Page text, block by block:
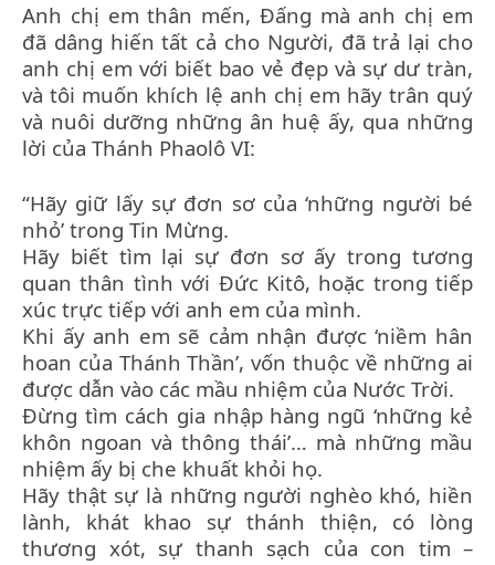
Anh chị em thân mến, Đấng mà anh chị em
đã dâng hiến tất cả cho Người, đã trả lại cho
anh chị em với biết bao vẻ đẹp và sự dư tràn,
và tôi muốn khích lệ anh chị em hãy trân quý
và nuôi dưỡng những ân huệ ấy, qua những
lời của Thánh Phaolô VI:
“Hãy giữ lấy sự đơn sơ của ‘những người bé
nhỏ’ trong Tin Mừng.
Hãy biết tìm lại sự đơn sơ ấy trong tương
quan thân tình với Đức Kitô, hoặc trong tiếp
xúc trực tiếp với anh em của mình.
Khi ấy anh em sẽ cảm nhận được ‘niềm hân
hoan của Thánh Thần’, vốn thuộc về những ai
được dẫn vào các mầu nhiệm của Nước Trời.
Đừng tìm cách gia nhập hàng ngũ ‘những kẻ
khôn ngoan và thông thái’… mà những mầu
nhiệm ấy bị che khuất khỏi họ.
Hãy thật sự là những người nghèo khó, hiền
lành, khát khao sự thánh thiện, có lòng
thương xót, sự thanh sạch của con tim –